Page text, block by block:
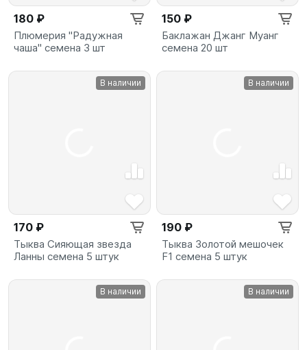
180 ₽
Плюмерия "Радужная
чаша" семена 3 шт
150 ₽
Баклажан Джанг Муанг
семена 20 шт
В наличии
170 ₽
Тыква Сияющая звезда
Ланны семена 5 штук
В наличии
190 ₽
Тыква Золотой мешочек
F1 семена 5 штук
В наличии В наличии